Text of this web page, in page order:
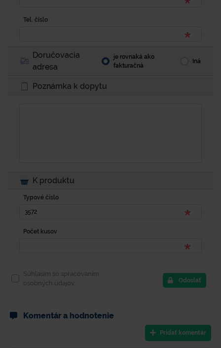
Tel. číslo
Doručovacia
adresa
je rovnaká ako
fakturačná
Iná
Poznámka k dopytu
K produktu
Typové číslo
Počet kusov
Súhlasím so spracovaním
osobných údajov.
Odoslať
Komentár a hodnotenie
Pridať komentár